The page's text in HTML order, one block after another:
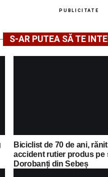
PUBLICITATE
S-AR PUTEA SĂ TE
Biciclist de 70 de ani,
accident rutier produs pe
Dorobanți din Sebeș